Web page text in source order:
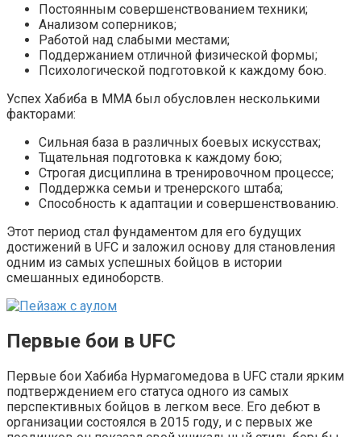
Постоянным совершенствованием техники;
Анализом соперников;
Работой над слабыми местами;
Поддержанием отличной физической формы;
Психологической подготовкой к каждому бою.
Успех Хабиба в ММА был обусловлен несколькими
факторами:
Сильная база в различных боевых искусствах;
Тщательная подготовка к каждому бою;
Строгая дисциплина в тренировочном процессе;
Поддержка семьи и тренерского штаба;
Способность к адаптации и совершенствованию.
Этот период стал фундаментом для его будущих
достижений в UFC и заложил основу для становления
одним из самых успешных бойцов в истории
смешанных единоборств.
Первые бои в UFC
Первые бои Хабиба Нурмагомедова в UFC стали ярким
подтверждением его статуса одного из самых
перспективных бойцов в легком весе. Его дебют в
организации состоялся в 2015 году, и с первых же